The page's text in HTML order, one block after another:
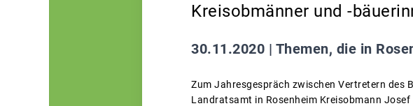
Kreisobmänner und -
30.11.2020 | Themen, die in
Zum Jahresgespräch zwischen Vertretern des
Landratsamt in Rosenheim Kreisobmann